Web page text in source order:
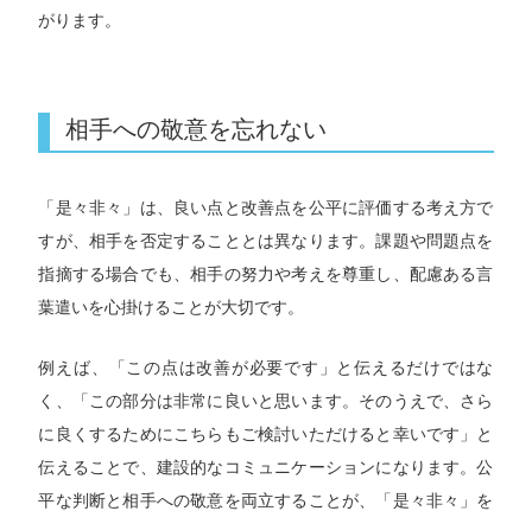
がります。
相手への敬意を忘れない
「是々非々」は、良い点と改善点を公平に評価する考え方で
すが、相手を否定することとは異なります。課題や問題点を
指摘する場合でも、相手の努力や考えを尊重し、配慮ある言
葉遣いを心掛けることが大切です。
例えば、「この点は改善が必要です」と伝えるだけではな
く、「この部分は非常に良いと思います。そのうえで、さら
に良くするためにこちらもご検討いただけると幸いです」と
伝えることで、建設的なコミュニケーションになります。公
平な判断と相手への敬意を両立することが、「是々非々」を
求人を見る